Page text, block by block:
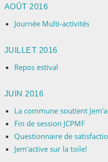
AOÛT 2016
Journée Multi-activités
JUILLET 2016
Repos estival
JUIN 2016
La commune soutient
Fin de session JCPMF
Questionnaire de
Jem'active sur la toile!